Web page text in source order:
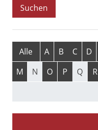
Alle A B C D
M
N O P Q R